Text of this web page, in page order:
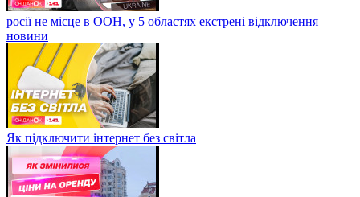
росії не місце в ООН, у 5 областях екстрені відключення —
новини
Як підключити інтернет без світла